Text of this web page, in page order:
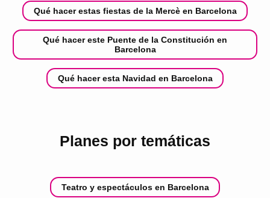
Qué hacer estas fiestas de la Mercè en Barcelona
Qué hacer este Puente de la Constitución en
Barcelona
Qué hacer esta Navidad en Barcelona
Planes por temáticas
Teatro y espectáculos en Barcelona